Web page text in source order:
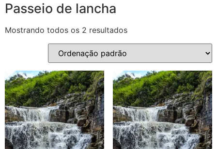
Passeio de lancha
Mostrando todos os 2 resultados